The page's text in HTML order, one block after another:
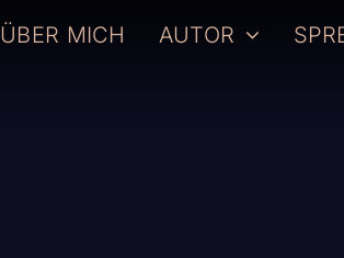
ÜBER MICH AUTOR